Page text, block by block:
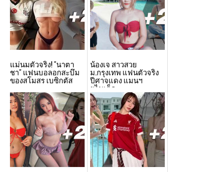
แม่นมตัวจริง! "นาตา
ชา" แฟนบอลอกสะบึม
ของสโมสร เบซิกตัส
น้องเจ สาวสวย
ม.กรุงเทพ แฟนตัวจริง
ปีศาจแดง แมนฯ
ยูไนเต็ด